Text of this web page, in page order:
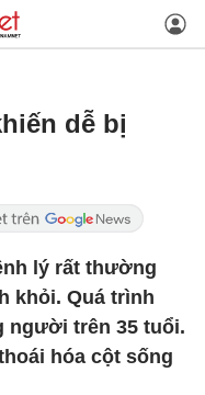
dễ bị
lý rất thường
khỏi. Quá trình
người trên 35 tuổi.
hóa cột sống